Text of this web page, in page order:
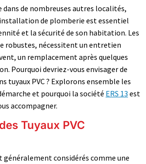
dans de nombreuses autres localités,
de plomberie est essentiel
et la sécurité de son habitation. Les
robustes, nécessitent un entretien
un remplacement après quelques
Pourquoi devriez-vous envisager de
tuyaux PVC ? Explorons ensemble les
et pourquoi la société ERS 13 est
accompagner.
Tuyaux PVC
généralement considérés comme une